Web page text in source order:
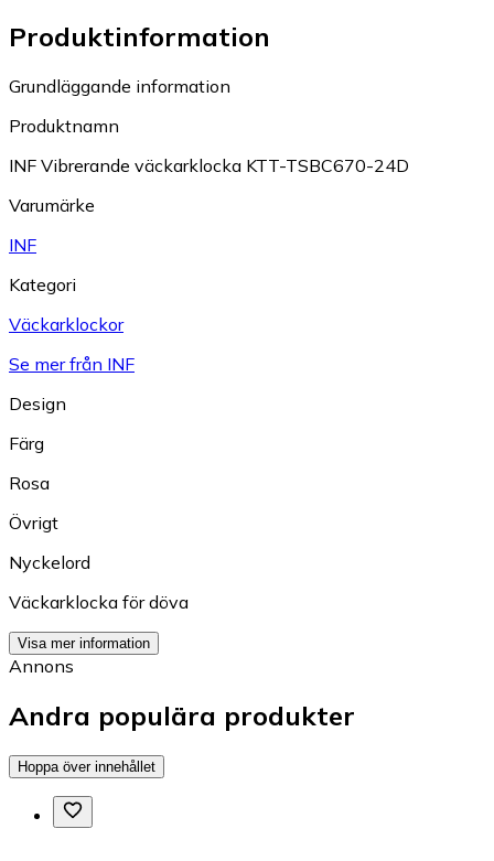
Produktinformation
Grundläggande information
Produktnamn
INF Vibrerande väckarklocka KTT-TSBC670-24D
Varumärke
INF
Kategori
Väckarklockor
Se mer från INF
Design
Färg
Rosa
Övrigt
Nyckelord
Väckarklocka för döva
Visa mer information
Annons
Andra populära produkter
Hoppa över innehållet